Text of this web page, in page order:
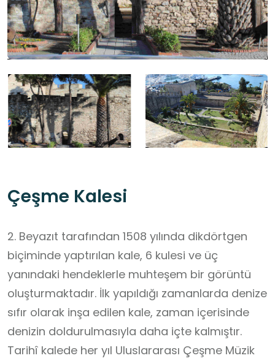
Çeşme Kalesi
2. Beyazıt tarafından 1508 yılında dikdörtgen
biçiminde yaptırılan kale, 6 kulesi ve üç
yanındaki hendeklerle muhteşem bir görüntü
oluşturmaktadır. İlk yapıldığı zamanlarda denize
sıfır olarak inşa edilen kale, zaman içerisinde
denizin doldurulmasıyla daha içte kalmıştır.
Tarihî kalede her yıl Uluslararası Çeşme Müzik